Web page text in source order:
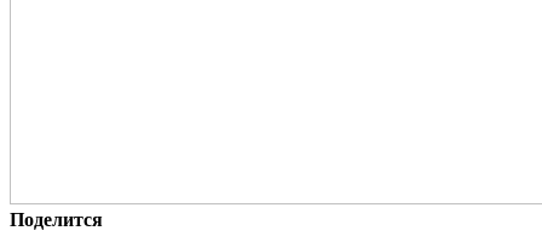
Поделится